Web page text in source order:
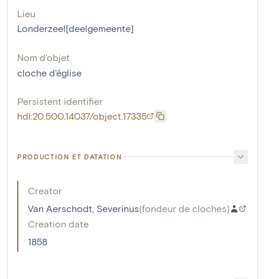
Lieu
Londerzeel[deelgemeente]
Nom d'objet
cloche d'église
Persistent identifier
hdl:20.500.14037/object.17335
PRODUCTION ET DATATION
Creator
Van Aerschodt, Severinus(fondeur de cloches)
Creation date
1858